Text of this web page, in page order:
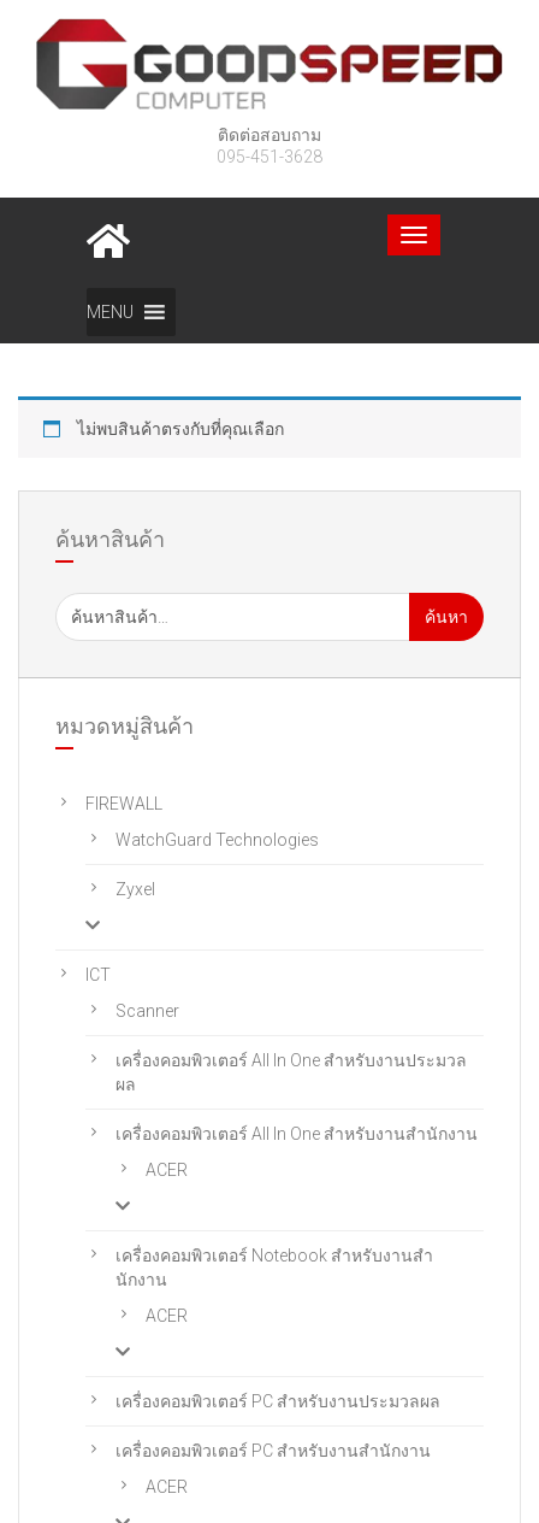
ติดต่อสอบถาม
095-451-3628
Toggle
navigation
MENU
สินค้า
ไม่พบสินค้าตรงกับที่คุณเลือก
ค้นหาสินค้า
ค้นหา
หมวดหมู่สินค้า
FIREWALL
WatchGuard Technologies
Zyxel
ICT
Scanner
เครื่องคอมพิวเตอร์ All In One สําหรับงานประมวล
ผล
เครื่องคอมพิวเตอร์ All In One สําหรับงานสํานักงาน
ACER
เครื่องคอมพิวเตอร์ Notebook สําหรับงานสํา
นักงาน
ACER
เครื่องคอมพิวเตอร์ PC สำหรับงานประมวลผล
เครื่องคอมพิวเตอร์ PC สําหรับงานสํานักงาน
ACER